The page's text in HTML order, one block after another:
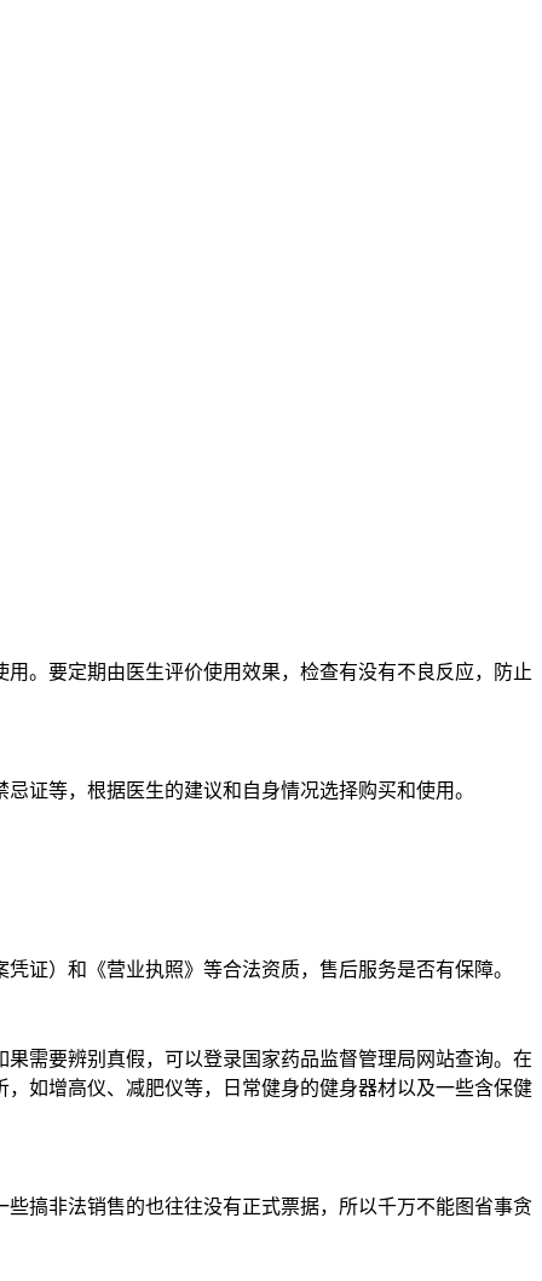
。要定期由医生评价使用效果，检查有没有不良反应，防止
证等，根据医生的建议和自身情况选择购买和使用。
证）和《营业执照》等合法资质，售后服务是否有保障。
需要辨别真假，可以登录国家药品监督管理局网站查询。在
如增高仪、减肥仪等，日常健身的健身器材以及一些含保健
搞非法销售的也往往没有正式票据，所以千万不能图省事贪